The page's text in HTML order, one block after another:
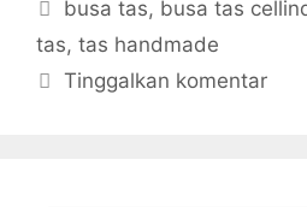
busa tas, busa tas
tas, tas handmade
Tinggalkan komentar